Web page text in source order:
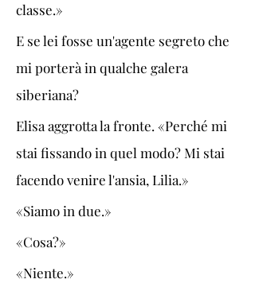
classe.»
E se lei fosse un'agente segreto che
mi porterà in qualche galera
siberiana?
Elisa aggrotta la fronte. «Perché mi
stai fissando in quel modo? Mi stai
facendo venire l'ansia, Lilia.»
«Siamo in due.»
«Cosa?»
«Niente.»